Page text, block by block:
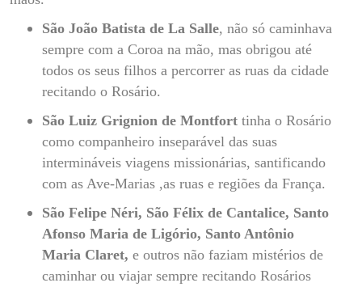
São João Batista de La Salle, não só caminhava
sempre com a Coroa na mão, mas obrigou até
todos os seus filhos a percorrer as ruas da cidade
recitando o Rosário.
São Luiz Grignion de Montfort tinha o Rosário
como companheiro inseparável das suas
intermináveis viagens missionárias, santificando
com as Ave-Marias ,as ruas e regiões da França.
São Felipe Néri, São Félix de Cantalice, Santo
Afonso Maria de Ligório, Santo Antônio
Maria Claret, e outros não faziam mistérios de
caminhar ou viajar sempre recitando Rosários